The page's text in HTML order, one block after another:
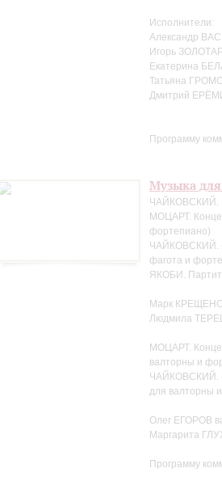
Исполнители:
Александр
Игорь
Екатерина
Татьяна
Дмитрий
Программу
Музыка
ЧАЙКОВСКИЙ.
МОЦАРТ.
фортепиано)
ЧАЙКОВСКИЙ.
фагота и
ЯКОБИ.
Марк
Людмила
МОЦАРТ.
валторны и
ЧАЙКОВСКИЙ.
для валторны
Олег ЕГОРОВ
Маргарита
Программу